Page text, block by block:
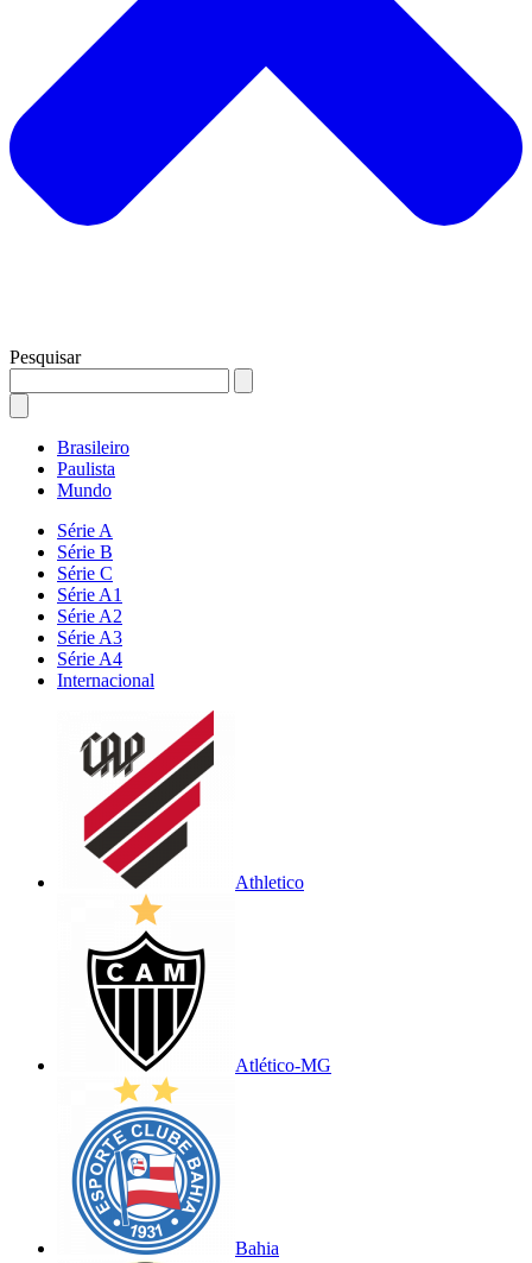
Pesquisar
Brasileiro
Paulista
Mundo
Série A
Série B
Série C
Série A1
Série A2
Série A3
Série A4
Internacional
Athletico
Atlético-MG
Bahia